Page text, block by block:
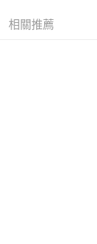
。
取消訂單，請聯絡
需透過AFTEE先享
為準，若有關於
「AFTEE先享後付
home
付」服務完成之交
關給付款項請求債
相關推薦